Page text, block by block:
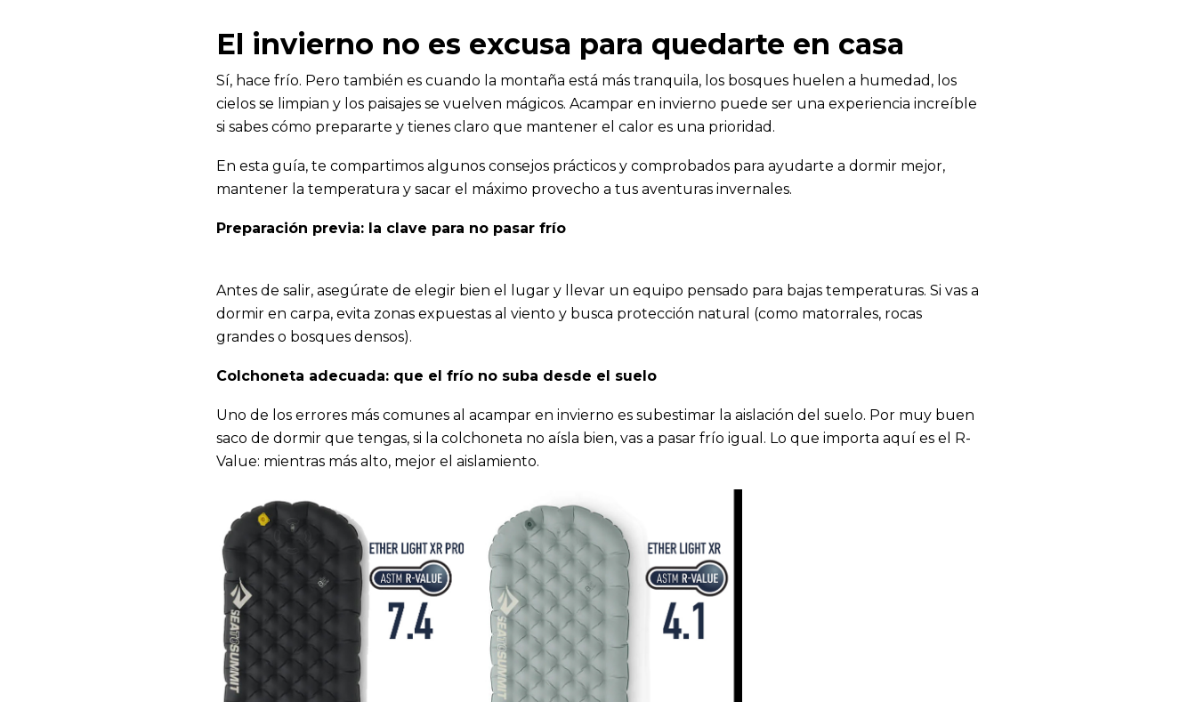
El invierno no es excusa para quedarte en casa
Sí, hace frío. Pero también es cuando la montaña está más tranquila, los bosques huelen a humedad, los
cielos se limpian y los paisajes se vuelven mágicos. Acampar en invierno puede ser una experiencia increíble
si sabes cómo prepararte y tienes claro que mantener el calor es una prioridad.
En esta guía, te compartimos algunos consejos prácticos y comprobados para ayudarte a dormir mejor,
mantener la temperatura y sacar el máximo provecho a tus aventuras invernales.
Preparación previa: la clave para no pasar frío
Antes de salir, asegúrate de elegir bien el lugar y llevar un equipo pensado para bajas temperaturas. Si vas a
dormir en carpa, evita zonas expuestas al viento y busca protección natural (como matorrales, rocas
grandes o bosques densos).
Colchoneta adecuada: que el frío no suba desde el suelo
Uno de los errores más comunes al acampar en invierno es subestimar la aislación del suelo. Por muy buen
saco de dormir que tengas, si la colchoneta no aísla bien, vas a pasar frío igual. Lo que importa aquí es el
R-
Value: mientras más alto, mejor el aislamiento.